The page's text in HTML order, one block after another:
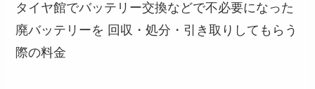
タイヤ館でバッテリー交換などで不必要になった
廃バッテリーを 回収・処分・引き取りしてもらう
際の料金